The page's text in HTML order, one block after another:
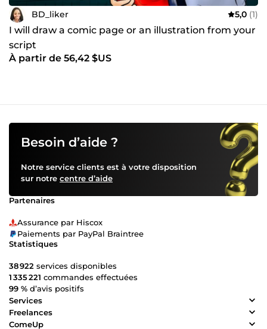
BD_liker 5,0 (1)
I will draw a comic page or an illustration from your
script
À partir de 56,42 $US
Besoin d’aide ?
Notre service clients est à votre disposition
sur notre centre d’aide
Partenaires
Assurance par Hiscox
Paiements par PayPal Braintree
Statistiques
38 922 services disponibles
1 335 221 commandes effectuées
99 % d’avis positifs
Services
Freelances
ComeUp